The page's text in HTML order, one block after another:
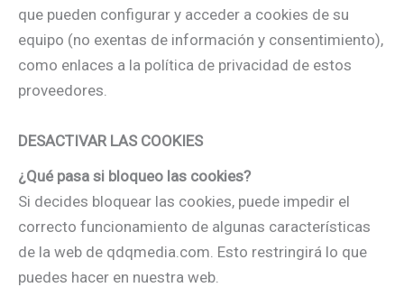
que pueden configurar y acceder a cookies de su
equipo (no exentas de información y consentimiento),
como enlaces a la política de privacidad de estos
proveedores.
DESACTIVAR LAS COOKIES
¿Qué pasa si bloqueo las cookies?
Si decides bloquear las cookies, puede impedir el
correcto funcionamiento de algunas características
de la web de qdqmedia.com. Esto restringirá lo que
puedes hacer en nuestra web.